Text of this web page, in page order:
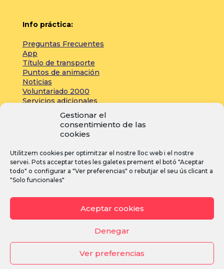
Gestionar el
consentimiento de las
cookies
Utilitzem cookies per optimitzar el nostre lloc web i el nostre
servei. Pots acceptar totes les galetes prement el botó "Aceptar
todo" o configurar a "Ver preferencias" o rebutjar el seu ús clicant a
"Solo funcionales"
Aceptar cookies
Denegar
Ver preferencias
Info práctica:
Preguntas Frecuentes
App
Título de transporte
Puntos de animación
Noticias
Voluntariado 2000
Servicios adicionales
Zona de prensa:
Acreditaciones
Inscripciones
Noticias
I
t
F
e
Y
T